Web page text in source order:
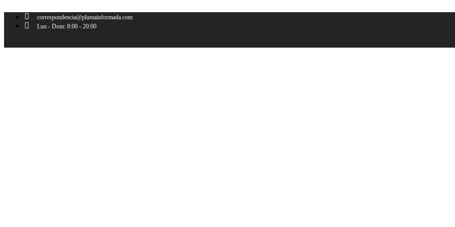
contenido
correspondencia@plumainformada.com
Lun - Dom: 8:00 - 20:00